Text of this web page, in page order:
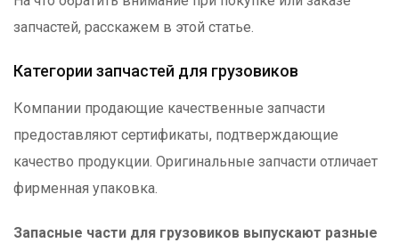
запчастей, расскажем в этой статье.
Категории запчастей для грузовиков
Компании продающие качественные запчасти
предоставляют сертификаты, подтверждающие
качество продукции. Оригинальные запчасти отличает
фирменная упаковка.
Запасные части для грузовиков выпускают разные